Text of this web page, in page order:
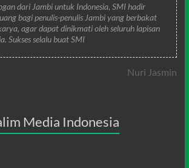
dari Jambi untuk Indonesia, SMI hadir
bagi penulis-penulis Jambi yang berbakat
agar dapat dinikmati oleh seluruh lapisan
Sukses selalu buat SMI
Nuri Jasmin
Media Indonesia